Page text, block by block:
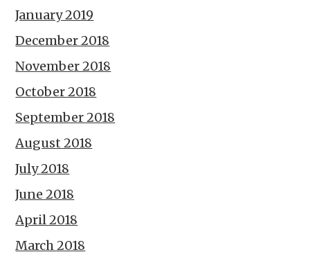
January 2019
December 2018
November 2018
October 2018
September 2018
August 2018
July 2018
June 2018
April 2018
March 2018